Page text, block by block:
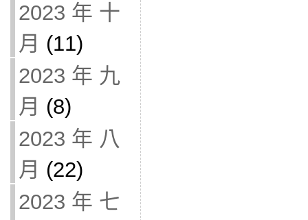
2023 年 十
月 (11)
2023 年 九
月 (8)
2023 年 八
月 (22)
2023 年 七